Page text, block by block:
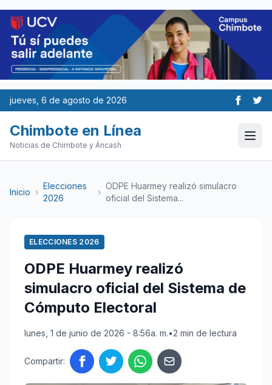
jueves, 6 de agosto de 2026
Chimbote en Línea
Noticias de Chimbote y Áncash
Inicio ›
Elecciones
2026
›
ODPE Huarmey realizó simulacro
oficial del Sistema...
ELECCIONES 2026
ODPE Huarmey realizó
simulacro oficial del Sistema de
Cómputo Electoral
lunes, 1 de junio de 2026 - 8:56a. m.•2 min de lectura
Compartir: